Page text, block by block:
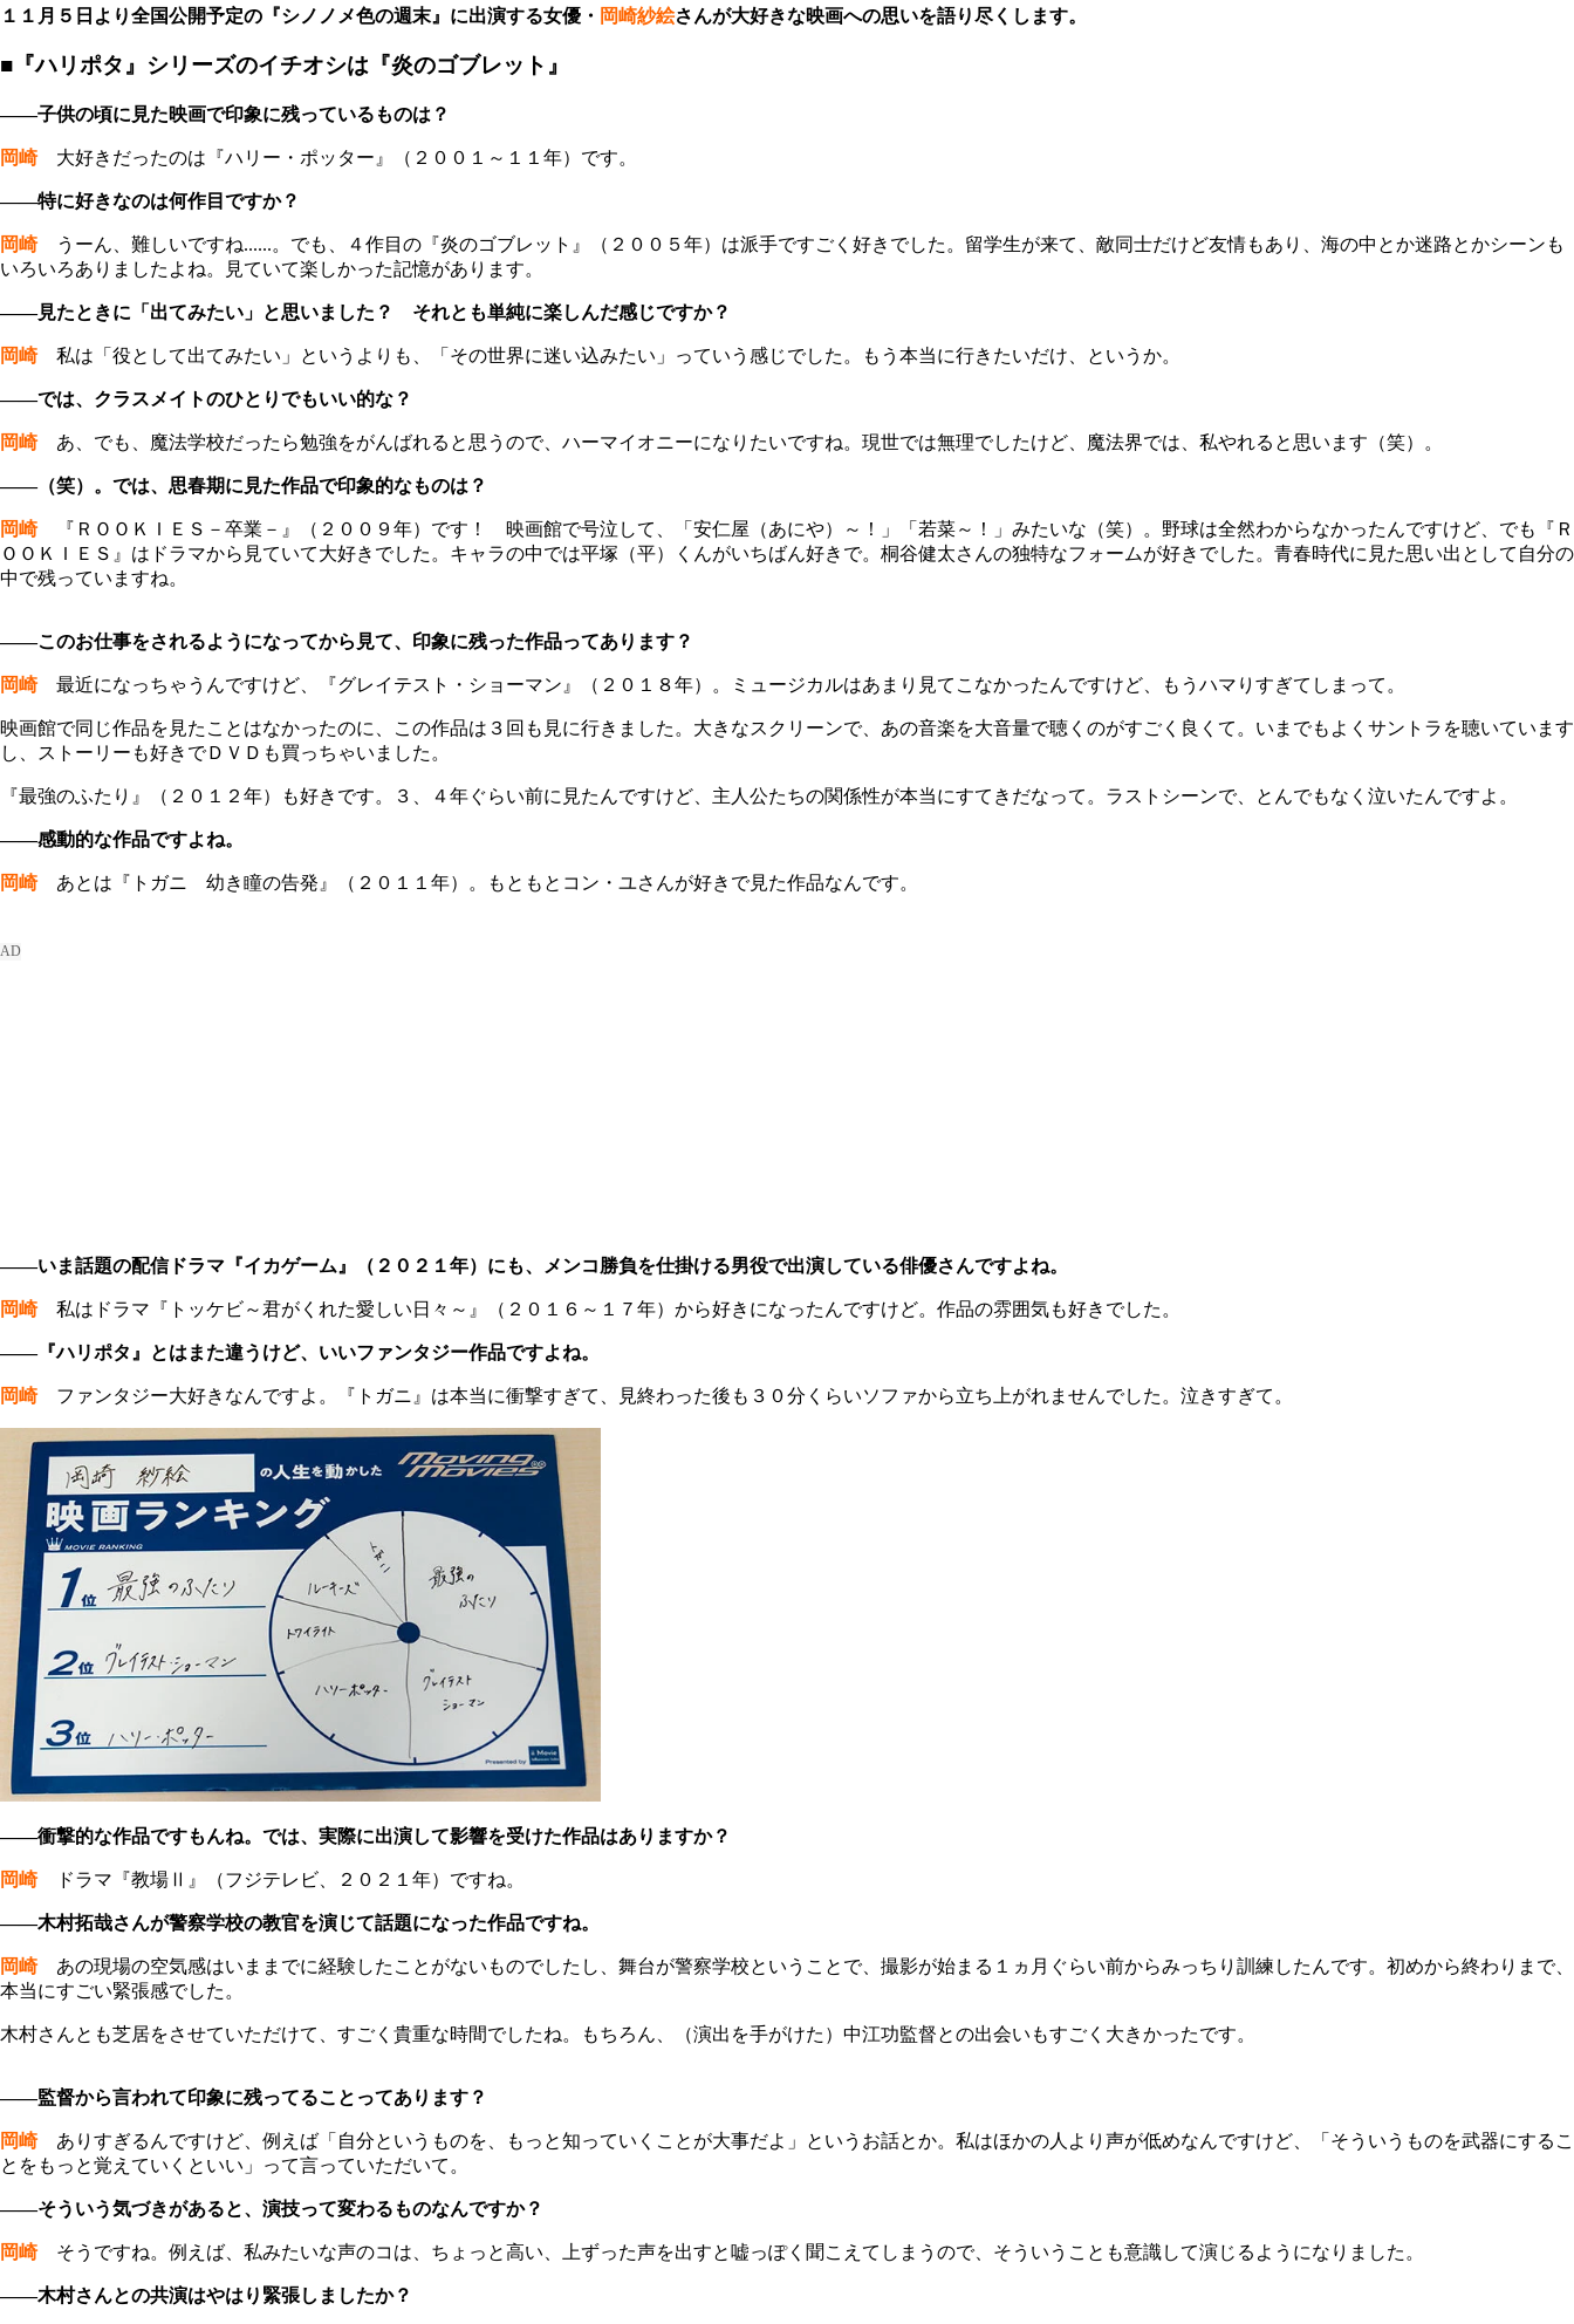
１１月５日より全国公開予定の『シノノメ色の週末』に出演する女優・ 岡崎紗絵さんが大好きな映画への思いを語り尽くします。
■『ハリポタ』シリーズのイチオシは『炎のゴブレット』
――子供の頃に見た映画で印象に残っているものは？
岡崎大好きだったのは『ハリー・ポッター』（２００１～１１年）です。
――特に好きなのは何作目ですか？
岡崎うーん、難しいですね......。でも、４作目の『炎のゴブレット』（２００５年）は派手ですごく好きでした。留学生が来て、敵同士だけど友情もあり、海の中とか迷路とかシーンも
いろいろありましたよね。見ていて楽しかった記憶があります。
――見たときに「出てみたい」と思いました？ それとも単純に楽しんだ感じですか？
岡崎私は「役として出てみたい」というよりも、「その世界に迷い込みたい」っていう感じでした。もう本当に行きたいだけ、というか。
――では、クラスメイトのひとりでもいい的な？
岡崎あ、でも、魔法学校だったら勉強をがんばれると思うので、ハーマイオニーになりたいですね。現世では無理でしたけど、魔法界では、私やれると思います（笑）。
――（笑）。では、思春期に見た作品で印象的なものは？
岡崎『ＲＯＯＫＩＥＳ－卒業－』（２００９年）です！ 映画館で号泣して、「安仁屋（あにや）～！」「若菜～！」みたいな（笑）。野球は全然わからなかったんですけど、でも『Ｒ
ＯＯＫＩＥＳ』はドラマから見ていて大好きでした。キャラの中では平塚（平）くんがいちばん好きで。桐谷健太さんの独特なフォームが好きでした。青春時代に見た思い出として自分の
中で残っていますね。
――このお仕事をされるようになってから見て、印象に残った作品ってあります？
岡崎最近になっちゃうんですけど、『グレイテスト・ショーマン』（２０１８年）。ミュージカルはあまり見てこなかったんですけど、もうハマりすぎてしまって。
映画館で同じ作品を見たことはなかったのに、この作品は３回も見に行きました。大きなスクリーンで、あの音楽を大音量で聴くのがすごく良くて。いまでもよくサントラを聴いています
し、ストーリーも好きでＤＶＤも買っちゃいました。
『最強のふたり』（２０１２年）も好きです。３、４年ぐらい前に見たんですけど、主人公たちの関係性が本当にすてきだなって。ラストシーンで、とんでもなく泣いたんですよ。
――感動的な作品ですよね。
岡崎あとは『トガニ 幼き瞳の告発』（２０１１年）。もともとコン・ユさんが好きで見た作品なんです。
――いま話題の配信ドラマ『イカゲーム』（２０２１年）にも、メンコ勝負を仕掛ける男役で出演している俳優さんですよね。
岡崎私はドラマ『トッケビ～君がくれた愛しい日々～』（２０１６～１７年）から好きになったんですけど。作品の雰囲気も好きでした。
――『ハリポタ』とはまた違うけど、いいファンタジー作品ですよね。
岡崎ファンタジー大好きなんですよ。『トガニ』は本当に衝撃すぎて、見終わった後も３０分くらいソファから立ち上がれませんでした。泣きすぎて。
――衝撃的な作品ですもんね。では、実際に出演して影響を受けた作品はありますか？
岡崎ドラマ『教場Ⅱ』（フジテレビ、２０２１年）ですね。
――木村拓哉さんが警察学校の教官を演じて話題になった作品ですね。
岡崎あの現場の空気感はいままでに経験したことがないものでしたし、舞台が警察学校ということで、撮影が始まる１ヵ月ぐらい前からみっちり訓練したんです。初めから終わりまで、
本当にすごい緊張感でした。
木村さんとも芝居をさせていただけて、すごく貴重な時間でしたね。もちろん、（演出を手がけた）中江功監督との出会いもすごく大きかったです。
――監督から言われて印象に残ってることってあります？
岡崎ありすぎるんですけど、例えば「自分というものを、もっと知っていくことが大事だよ」というお話とか。私はほかの人より声が低めなんですけど、「そういうものを武器にするこ
とをもっと覚えていくといい」って言っていただいて。
――そういう気づきがあると、演技って変わるものなんですか？
岡崎そうですね。例えば、私みたいな声のコは、ちょっと高い、上ずった声を出すと嘘っぽく聞こえてしまうので、そういうことも意識して演じるようになりました。
――木村さんとの共演はやはり緊張しましたか？